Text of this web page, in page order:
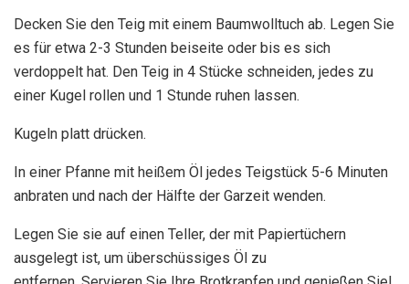
Decken Sie den Teig mit einem Baumwolltuch ab. Legen Sie
es für etwa 2-3 Stunden beiseite oder bis es sich
verdoppelt hat. Den Teig in 4 Stücke schneiden, jedes zu
einer Kugel rollen und 1 Stunde ruhen lassen.
Kugeln platt drücken.
In einer Pfanne mit heißem Öl jedes Teigstück 5-6 Minuten
anbraten und nach der Hälfte der Garzeit wenden.
Legen Sie sie auf einen Teller, der mit Papiertüchern
ausgelegt ist, um überschüssiges Öl zu